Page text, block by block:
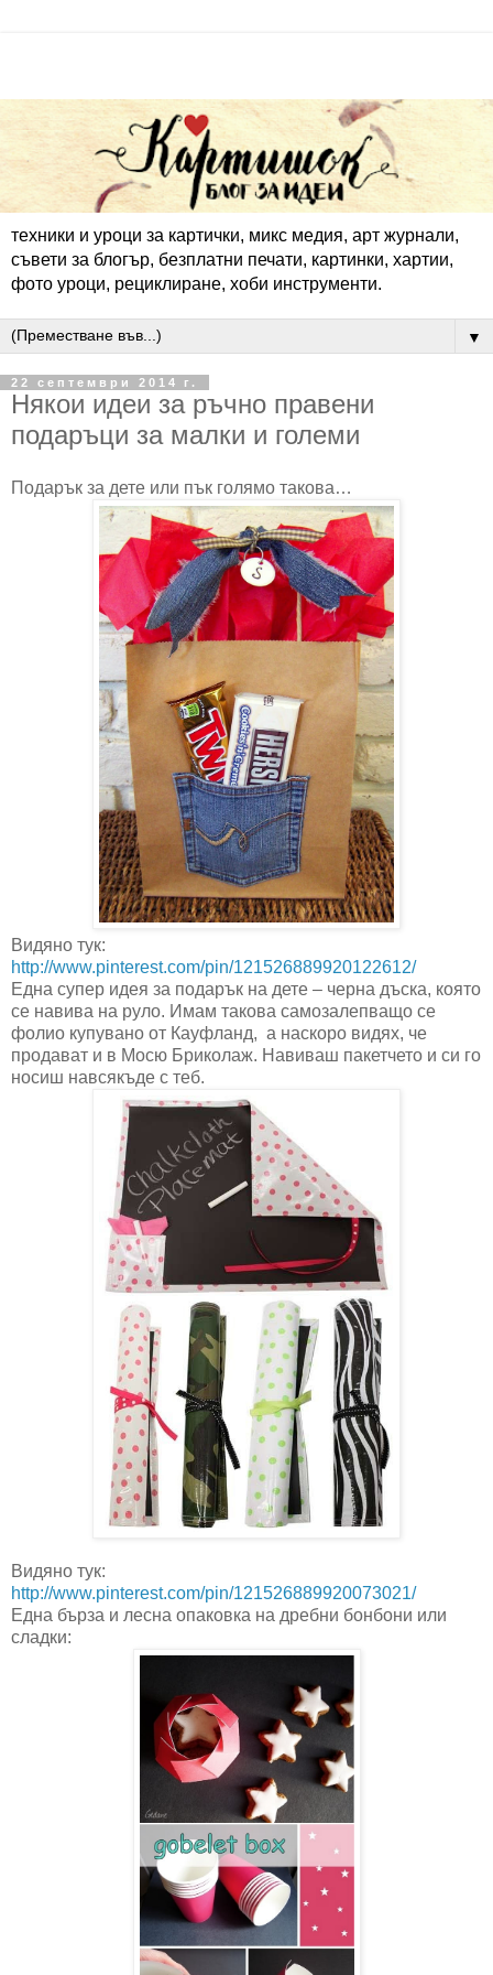
техники и уроци за картички, микс медия, арт журнали,
съвети за блогър, безплатни печати, картинки, хартии,
фото уроци, рециклиране, хоби инструменти.
▼
22 септември 2014 г.
Някои идеи за ръчно правени
подаръци за малки и големи
Подарък за дете или пък голямо такова…
Видяно тук:
http://www.pinterest.com/pin/121526889920122612/
Една супер идея за подарък на дете – черна дъска, която
се навива на руло. Имам такова самозалепващо се
фолио купувано от Кауфланд, а наскоро видях, че
продават и в Мосю Бриколаж. Навиваш пакетчето и си го
носиш навсякъде с теб.
Видяно тук:
http://www.pinterest.com/pin/121526889920073021/
Една бърза и лесна опаковка на дребни бонбони или
сладки: